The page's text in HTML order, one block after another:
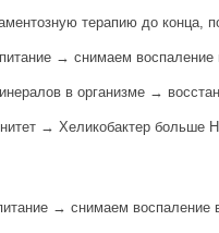
терапию до конца,
→ снимаем
в организме →
→ Хеликобактер больше
→ снимаем